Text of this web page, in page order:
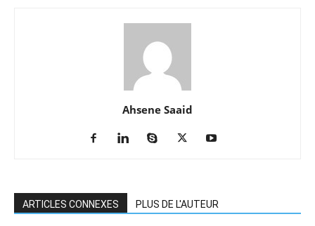
Ahsene Saaid
ARTICLES CONNEXES PLUS DE L'AUTEUR